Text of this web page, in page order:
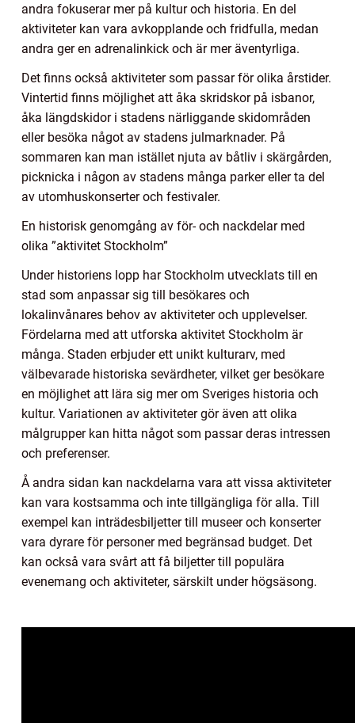
andra fokuserar mer på kultur och historia. En del
aktiviteter kan vara avkopplande och fridfulla, medan
andra ger en adrenalinkick och är mer äventyrliga.
Det finns också aktiviteter som passar för olika årstider.
Vintertid finns möjlighet att åka skridskor på isbanor,
åka längdskidor i stadens närliggande skidområden
eller besöka något av stadens julmarknader. På
sommaren kan man istället njuta av båtliv i skärgården,
picknicka i någon av stadens många parker eller ta del
av utomhuskonserter och festivaler.
En historisk genomgång av för- och nackdelar med
olika ”aktivitet Stockholm”
Under historiens lopp har Stockholm utvecklats till en
stad som anpassar sig till besökares och
lokalinvånares behov av aktiviteter och upplevelser.
Fördelarna med att utforska aktivitet Stockholm är
många. Staden erbjuder ett unikt kulturarv, med
välbevarade historiska sevärdheter, vilket ger besökare
en möjlighet att lära sig mer om Sveriges historia och
kultur. Variationen av aktiviteter gör även att olika
målgrupper kan hitta något som passar deras intressen
och preferenser.
Å andra sidan kan nackdelarna vara att vissa aktiviteter
kan vara kostsamma och inte tillgängliga för alla. Till
exempel kan inträdesbiljetter till museer och konserter
vara dyrare för personer med begränsad budget. Det
kan också vara svårt att få biljetter till populära
evenemang och aktiviteter, särskilt under högsäsong.